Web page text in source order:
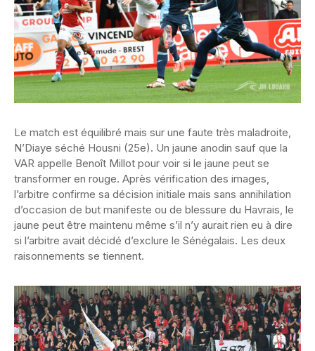
Le match est équilibré mais sur une faute très maladroite,
N’Diaye séché Housni (25e). Un jaune anodin sauf que la
VAR appelle Benoît Millot pour voir si le jaune peut se
transformer en rouge. Après vérification des images,
l’arbitre confirme sa décision initiale mais sans annihilation
d’occasion de but manifeste ou de blessure du Havrais, le
jaune peut être maintenu même s’il n’y aurait rien eu à dire
si l’arbitre avait décidé d’exclure le Sénégalais. Les deux
raisonnements se tiennent.